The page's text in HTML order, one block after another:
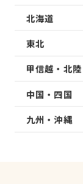
北海道
東北
甲信越・北陸
中国・四国
九州・沖縄